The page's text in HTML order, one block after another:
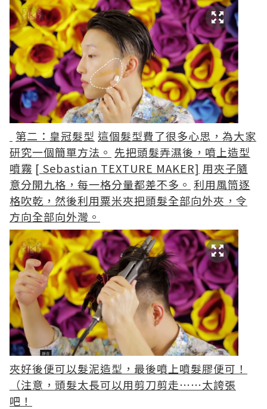
第二：皇冠髮型 這個髮型費了很多心思，為大家
研究一個簡單方法。 先把頭髮弄濕後，噴上造型
噴霧 [ Sebastian TEXTURE MAKER] 用夾子隨
意分開九格，每一格分量都差不多。 利用風筒逐
格吹乾，然後利用粟米夾把頭髮全部向外夾，令
方向全部向外灣。
夾好後便可以髮泥造型，最後噴上噴髮膠便可！
（注意，頭髮太長可以用剪刀剪走⋯⋯太誇張
吧！